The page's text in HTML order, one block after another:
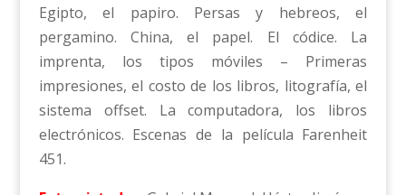
Egipto, el papiro. Persas y hebreos, el
pergamino. China, el papel. El códice. La
imprenta, los tipos móviles – Primeras
impresiones, el costo de los libros, litografía, el
sistema offset. La computadora, los libros
electrónicos. Escenas de la película Farenheit
451.